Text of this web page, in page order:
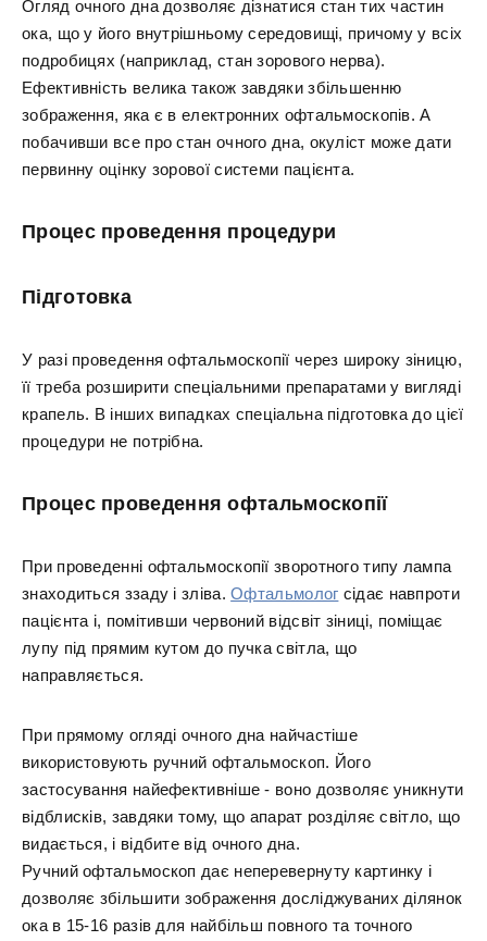
Огляд очного дна дозволяє дізнатися стан тих частин
ока, що у його внутрішньому середовищі, причому у всіх
подробицях (наприклад, стан зорового нерва).
Ефективність велика також завдяки збільшенню
зображення, яка є в електронних офтальмоскопів. А
побачивши все про стан очного дна, окуліст може дати
первинну оцінку зорової системи пацієнта.
Процес проведення процедури
Підготовка
У разі проведення офтальмоскопії через широку зіницю,
її треба розширити спеціальними препаратами у вигляді
крапель. В інших випадках спеціальна підготовка до цієї
процедури не потрібна.
Процес проведення офтальмоскопії
При проведенні офтальмоскопії зворотного типу лампа
знаходиться ззаду і зліва.Офтальмолог сідає навпроти
пацієнта і, помітивши червоний відсвіт зіниці, поміщає
лупу під прямим кутом до пучка світла, що
направляється.
При прямому огляді очного дна найчастіше
використовують ручний офтальмоскоп. Його
застосування найефективніше - воно дозволяє уникнути
відблисків, завдяки тому, що апарат розділяє світло, що
видається, і відбите від очного дна.
Ручний офтальмоскоп дає неперевернуту картинку і
дозволяє збільшити зображення досліджуваних ділянок
ока в 15-16 разів для найбільш повного та точного